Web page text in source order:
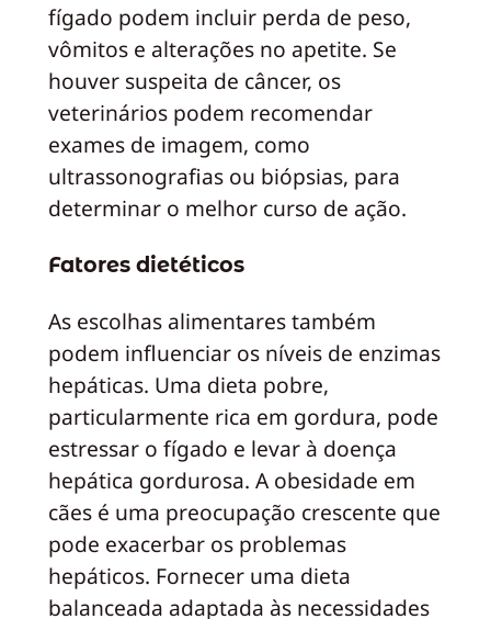
fígado podem incluir perda de peso,
vômitos e alterações no apetite. Se
houver suspeita de câncer, os
veterinários podem recomendar
exames de imagem, como
ultrassonografias ou biópsias, para
determinar o melhor curso de ação.
Fatores dietéticos
As escolhas alimentares também
podem influenciar os níveis de enzimas
hepáticas. Uma dieta pobre,
particularmente rica em gordura, pode
estressar o fígado e levar à doença
hepática gordurosa. A obesidade em
cães é uma preocupação crescente que
pode exacerbar os problemas
hepáticos. Fornecer uma dieta
balanceada adaptada às necessidades